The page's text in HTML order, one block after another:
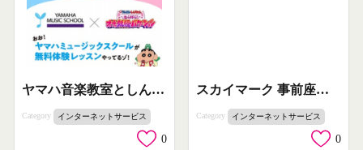
ヤマハ音楽教室としんちゃんの無料体験
Category インターネットサービス
0
スカイマーク 事前座席指定無料セール
Category インターネットサービス
0